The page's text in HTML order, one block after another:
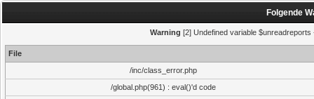
Folgende
Warning [2] Undefined variable
File
/inc/class_error.php
/global.php(961) : eval()'d code